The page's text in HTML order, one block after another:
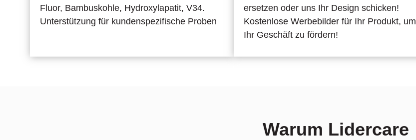
Fluor, Bambuskohle, Hydroxylapatit, V34.
Unterstützung für kundenspezifische Proben
ersetzen oder uns Ihr Design schicken!
Kostenlose Werbebilder für Ihr Produkt, um
Ihr Geschäft zu fördern!
Warum Lidercare